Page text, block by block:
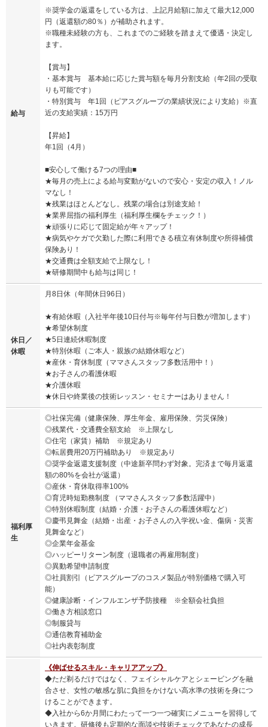
給与
※奨学金の返還をしている方は、上記月給額に加えて最大12,000
円（返還額の80％）が補助されます。
※職種未経験の方も、これまでのご経験を踏まえて優遇・決定し
ます。
【賞与】
・基本賞与 基本給に応じた賞与額を毎月分割支給（年2回の受取
りも可能です）
・特別賞与 年1回（ピアスグループの業績状況により支給）※直
近の支給実績：15万円
【昇給】
年1回（4月）
■安心して働ける7つの理由■
★毎月の売上による給与変動がないので安心・安定の収入！ノル
マなし！
★残業はほとんどなし。残業の場合は別途支給！
★業界屈指の福利厚生（福利厚生欄をチェック！）
★頑張りに応じて固定給が年々アップ！
★病気やケガで欠勤した際に利用できる積立有休制度や所得補償
保険あり！
★交通費は全額支給で上限なし！
★研修期間中も給与は同じ！
休日／
休暇
月8日休（年間休日96日）
★有給休暇（入社半年後10日付与※毎年付与日数が増加します）
★希望休制度
★5日連続休暇制度
★特別休暇（ご本人・親族の結婚休暇など）
★産休・育休制度（ママさんスタッフ多数活用中！）
★お子さんの看護休暇
★介護休暇
★休日や終業後の技術レッスン・セミナーはありません！
福利厚
生
◎社保完備（健康保険、厚生年金、雇用保険、労災保険）
◎残業代・交通費全額支給 ※上限なし
◎住宅（家賃）補助 ※規定あり
◎転居費用20万円補助あり ※規定あり
◎奨学金返還支援制度（中途新卒問わず対象。完済まで毎月返還
額の80%を会社が返還）
◎産休・育休取得率100%
◎育児時短勤務制度 （ママさんスタッフ多数活躍中）
◎特別休暇制度（結婚・介護・お子さんの看護休暇など）
◎慶弔見舞金（結婚・出産・お子さんの入学祝い金、傷病・災害
見舞金など）
◎企業年金基金
◎ハッピーリターン制度（退職者の再雇用制度）
◎異動希望申請制度
◎社員割引（ピアスグループのコスメ製品が特別価格で購入可
能）
◎健康診断・インフルエンザ予防接種 ※全額会社負担
◎働き方相談窓口
◎制服貸与
◎通信教育補助金
◎社内表彰制度
《伸ばせるスキル・キャリアアップ》
◆ただ剃るだけではなく、フェイシャルケアとシェービングを融
合させ、女性の敏感な肌に負担をかけない高水準の技術を身につ
けることができます。
◆入社から6か月間にわたって一つ一つ確実にメニューを習得して
いきます。研修後も定期的な面談や技術チェックであなたの成長